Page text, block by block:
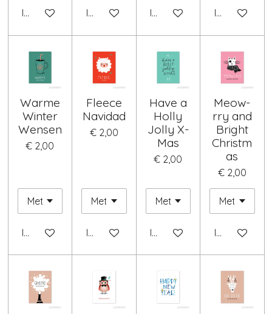
In winkelwagenIn winkelwagenIn winkelwagenIn
Warme
Winter
Wensen
€ 2,00
In winkelwagen
Fleece
Navidad
€ 2,00
In winkelwagen
Have a
Holly
Jolly X-
Mas
€ 2,00
In winkelwagen
Meow-
rry and
Bright
Christm
as
€ 2,00
In